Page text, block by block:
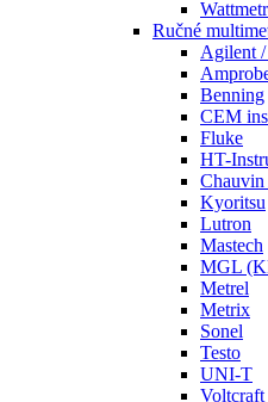
Ručné
Agilent
Benning
CEM
Fluke
HT-
Kyoritsu
Lutron
Mastech
MGL
Metrel
Metrix
Sonel
Testo
UNI-T
Voltcraft